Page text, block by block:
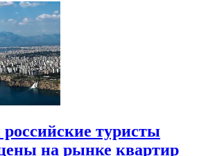
туристы
на рынке квартир